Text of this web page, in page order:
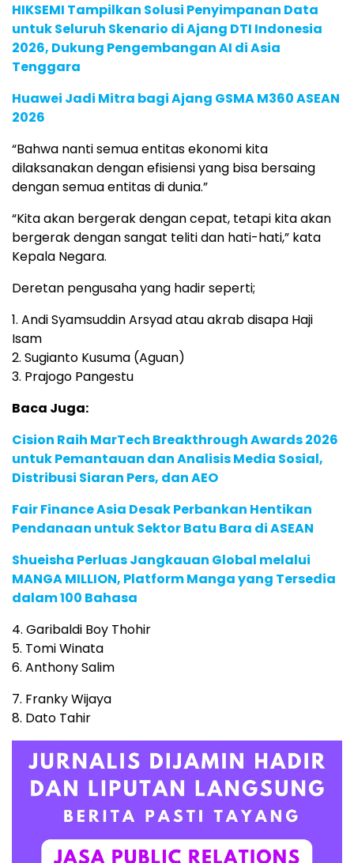
HIKSEMI Tampilkan Solusi Penyimpanan Data
untuk Seluruh Skenario di Ajang DTI Indonesia
2026, Dukung Pengembangan AI di Asia
Tenggara
Huawei Jadi Mitra bagi Ajang GSMA M360 ASEAN
2026
“Bahwa nanti semua entitas ekonomi kita
dilaksanakan dengan efisiensi yang bisa bersaing
dengan semua entitas di dunia.”
“Kita akan bergerak dengan cepat, tetapi kita akan
bergerak dengan sangat teliti dan hati-hati,” kata
Kepala Negara.
Deretan pengusaha yang hadir seperti;
1. Andi Syamsuddin Arsyad atau akrab disapa Haji
Isam
2. Sugianto Kusuma (Aguan)
3. Prajogo Pangestu
Baca Juga:
Cision Raih MarTech Breakthrough Awards 2026
untuk Pemantauan dan Analisis Media Sosial,
Distribusi Siaran Pers, dan AEO
Fair Finance Asia Desak Perbankan Hentikan
Pendanaan untuk Sektor Batu Bara di ASEAN
Shueisha Perluas Jangkauan Global melalui
MANGA MILLION, Platform Manga yang Tersedia
dalam 100 Bahasa
4. Garibaldi Boy Thohir
5. Tomi Winata
6. Anthony Salim
7. Franky Wijaya
8. Dato Tahir